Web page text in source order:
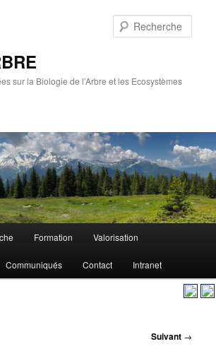
sur la Biologie de l’Arbre et les Ecosystèmes
Formation Valorisation
Communiqués Contact Intranet
Suivant →